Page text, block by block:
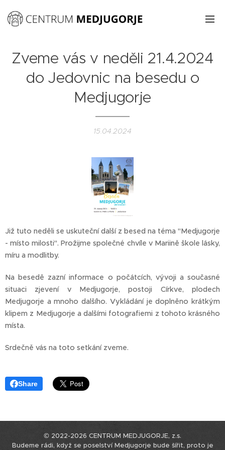
Zveme vás v neděli 21.4.2024
do Jedovnic na besedu o
Medjugorje
15.04.2024
Již tuto neděli se uskuteční další z besed na téma "Medjugorje
- místo milosti". Prožijme společné chvíle v Mariině škole lásky,
míru a modlitby.
Na besedě zazní informace o počátcích, vývoji a současné
situaci zjevení v Medjugorje, postoji Církve, plodech
Medjugorje a mnoho dalšího. Vykládání je doplněno krátkým
klipem z Medjugorje a dalšími fotografiemi z tohoto krásného
místa.
Srdečně vás na toto setkání zveme.
Share
© 2022-2026 CENTRUM MEDJUGORJE, z.s.
Budeme rádi, když se poselství Medjugorje bude šířit, proto je